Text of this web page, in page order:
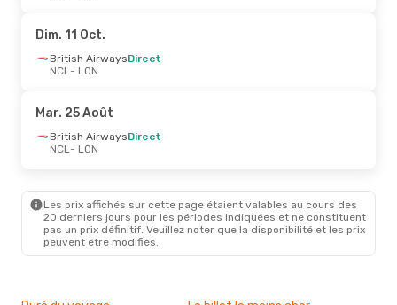
British Airways
LON - NCL
Dim. 11 Oct.
British AirwaysDirect
NCL- LON
Mar. 25 Août
British AirwaysDirect
NCL- LON
Les prix affichés sur cette page étaient valables au cours des
20 derniers jours pour les périodes indiquées et ne constituent
pas un prix définitif. Veuillez noter que la disponibilité et les prix
peuvent être modifiés.